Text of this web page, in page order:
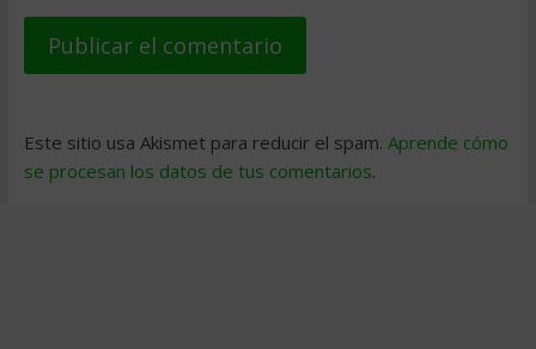
Este sitio usa Akismet para reducir el spam. Aprende cómo
se procesan los datos de tus comentarios.